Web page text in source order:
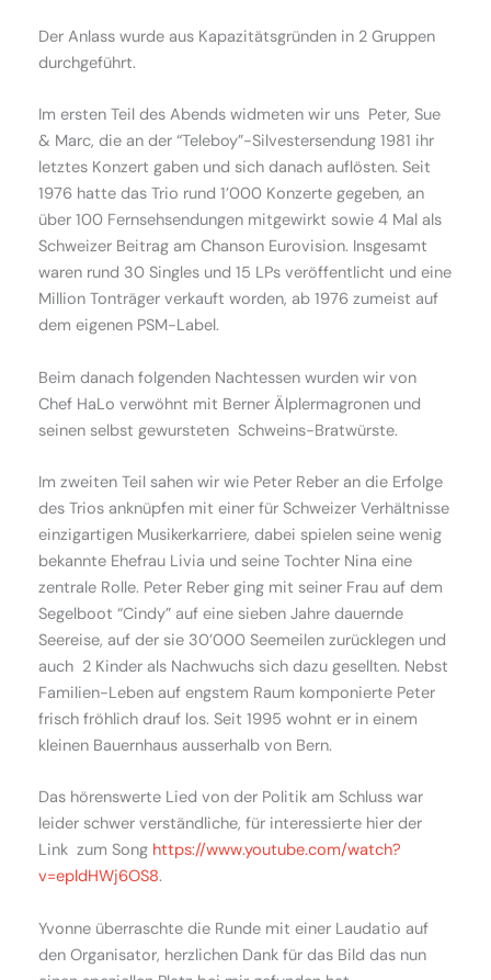
Der Anlass wurde aus Kapazitätsgründen in 2 Gruppen
durchgeführt.
Im ersten Teil des Abends widmeten wir uns Peter, Sue
& Marc, die an der “Teleboy”-Silvestersendung 1981 ihr
letztes Konzert gaben und sich danach auflösten. Seit
1976 hatte das Trio rund 1’000 Konzerte gegeben, an
über 100 Fernsehsendungen mitgewirkt sowie 4 Mal als
Schweizer Beitrag am Chanson Eurovision. Insgesamt
waren rund 30 Singles und 15 LPs veröffentlicht und eine
Million Tonträger verkauft worden, ab 1976 zumeist auf
dem eigenen PSM-Label.
Beim danach folgenden Nachtessen wurden wir von
Chef HaLo verwöhnt mit Berner Älplermagronen und
seinen selbst gewursteten Schweins-Bratwürste.
Im zweiten Teil sahen wir wie Peter Reber an die Erfolge
des Trios anknüpfen mit einer für Schweizer Verhältnisse
einzigartigen Musikerkarriere, dabei spielen seine wenig
bekannte Ehefrau Livia und seine Tochter Nina eine
zentrale Rolle. Peter Reber ging mit seiner Frau auf dem
Segelboot “Cindy” auf eine sieben Jahre dauernde
Seereise, auf der sie 30’000 Seemeilen zurücklegen und
auch 2 Kinder als Nachwuchs sich dazu gesellten. Nebst
Familien-Leben auf engstem Raum komponierte Peter
frisch fröhlich drauf los. Seit 1995 wohnt er in einem
kleinen Bauernhaus ausserhalb von Bern.
Das hörenswerte Lied von der Politik am Schluss war
leider schwer verständliche, für interessierte hier der
Link zum Song https://www.youtube.com/watch?
v=epldHWj6OS8.
Yvonne überraschte die Runde mit einer Laudatio auf
den Organisator, herzlichen Dank für das Bild das nun